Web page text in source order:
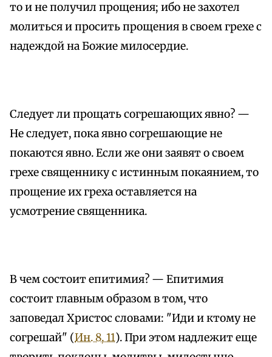
то и не получил прощения; ибо не захотел
молиться и просить прощения в своем грехе с
надеждой на Божие милосердие.
Следует ли прощать согрешающих явно? —
Не следует, пока явно согрешающие не
покаются явно. Если же они заявят о своем
грехе священнику с истинным покаянием, то
прощение их греха оставляется на
усмотрение священника.
В чем состоит епитимия? — Епитимия
состоит главным образом в том, что
заповедал Христос словами: "Иди и ктому не
согрешай" (Ин. 8, 11). При этом надлежит еще